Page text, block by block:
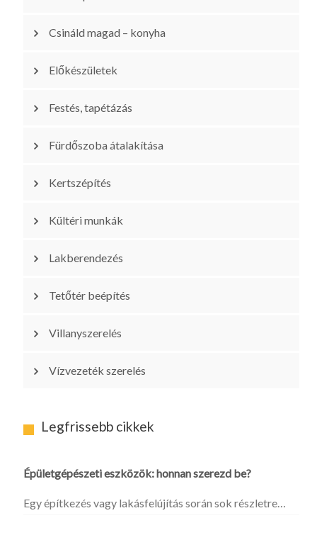
Csináld magad – konyha
Előkészületek
Festés, tapétázás
Fürdőszoba átalakítása
Kertszépítés
Kültéri munkák
Lakberendezés
Tetőtér beépítés
Villanyszerelés
Vízvezeték szerelés
Legfrissebb cikkek
Épületgépészeti eszközök: honnan szerezd be?
Egy építkezés vagy lakásfelújítás során sok részletre…